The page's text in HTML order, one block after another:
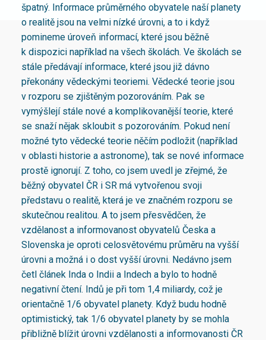
špatný. Informace průměrného obyvatele naší planety
o realitě jsou na velmi nízké úrovni, a to i když
pomineme úroveň informací, které jsou běžně
k dispozici například na všech školách. Ve školách se
stále předávají informace, které jsou již dávno
překonány vědeckými teoriemi. Vědecké teorie jsou
v rozporu se zjištěným pozorováním. Pak se
vymýšlejí stále nové a komplikovanější teorie, které
se snaží nějak skloubit s pozorováním. Pokud není
možné tyto vědecké teorie něčím podložit (například
v oblasti historie a astronome), tak se nové informace
prostě ignorují. Z toho, co jsem uvedl je zřejmé, že
běžný obyvatel ČR i SR má vytvořenou svoji
představu o realitě, která je ve značném rozporu se
skutečnou realitou. A to jsem přesvědčen, že
vzdělanost a informovanost obyvatelů Česka a
Slovenska je oproti celosvětovému průměru na vyšší
úrovni a možná i o dost vyšší úrovni. Nedávno jsem
četl článek Inda o Indii a Indech a bylo to hodně
negativní čtení. Indů je při tom 1,4 miliardy, což je
orientačně 1/6 obyvatel planety. Když budu hodně
optimistický, tak 1/6 obyvatel planety by se mohla
přibližně blížit úrovni vzdělanosti a informovanosti ČR